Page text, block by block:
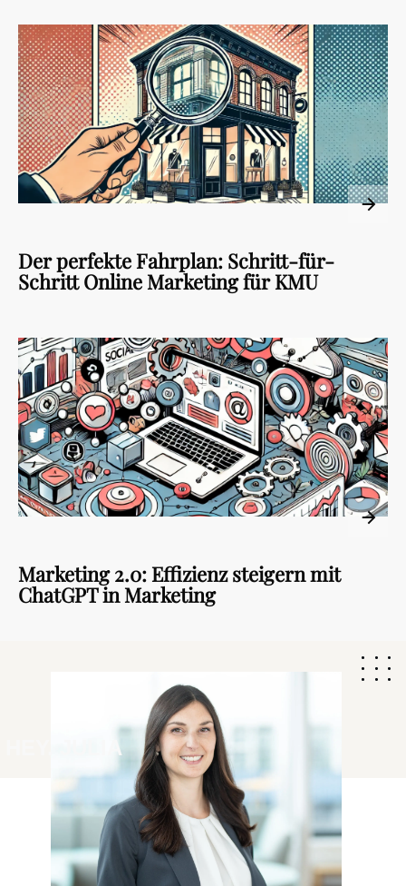
Der perfekte Fahrplan: Schritt-für-
Schritt Online Marketing für KMU
Marketing 2.0: Effizienz steigern mit
ChatGPT in Marketing
HEY. JULIA